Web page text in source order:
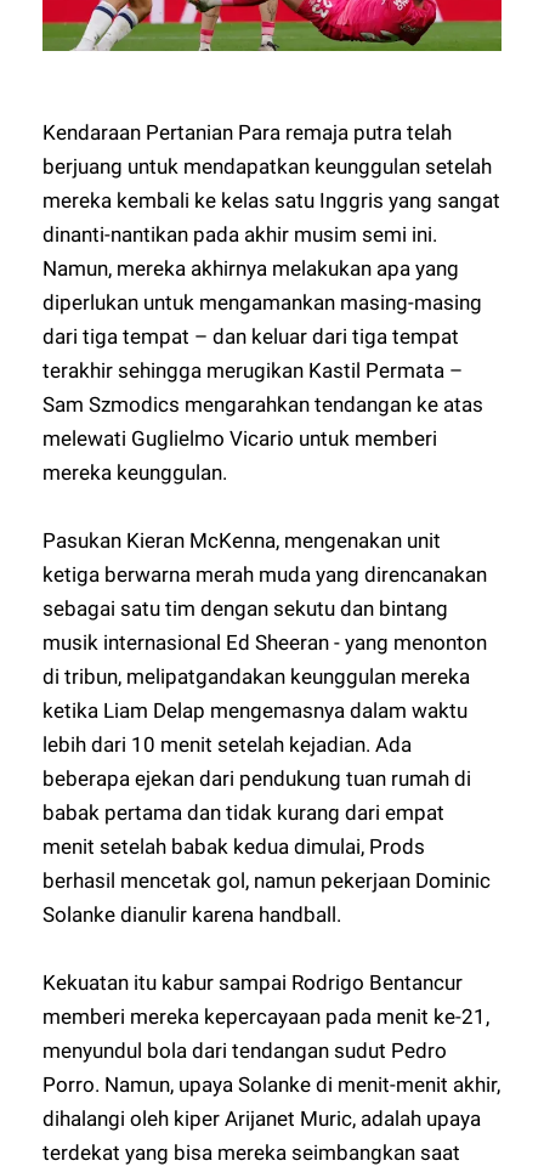
Kendaraan Pertanian Para remaja putra telah
berjuang untuk mendapatkan keunggulan setelah
mereka kembali ke kelas satu Inggris yang sangat
dinanti-nantikan pada akhir musim semi ini.
Namun, mereka akhirnya melakukan apa yang
diperlukan untuk mengamankan masing-masing
dari tiga tempat – dan keluar dari tiga tempat
terakhir sehingga merugikan Kastil Permata –
Sam Szmodics mengarahkan tendangan ke atas
melewati Guglielmo Vicario untuk memberi
mereka keunggulan.
Pasukan Kieran McKenna, mengenakan unit
ketiga berwarna merah muda yang direncanakan
sebagai satu tim dengan sekutu dan bintang
musik internasional Ed Sheeran - yang menonton
di tribun, melipatgandakan keunggulan mereka
ketika Liam Delap mengemasnya dalam waktu
lebih dari 10 menit setelah kejadian. Ada
beberapa ejekan dari pendukung tuan rumah di
babak pertama dan tidak kurang dari empat
menit setelah babak kedua dimulai, Prods
berhasil mencetak gol, namun pekerjaan Dominic
Solanke dianulir karena handball.
Kekuatan itu kabur sampai Rodrigo Bentancur
memberi mereka kepercayaan pada menit ke-21,
menyundul bola dari tendangan sudut Pedro
Porro. Namun, upaya Solanke di menit-menit akhir,
dihalangi oleh kiper Arijanet Muric, adalah upaya
terdekat yang bisa mereka seimbangkan saat